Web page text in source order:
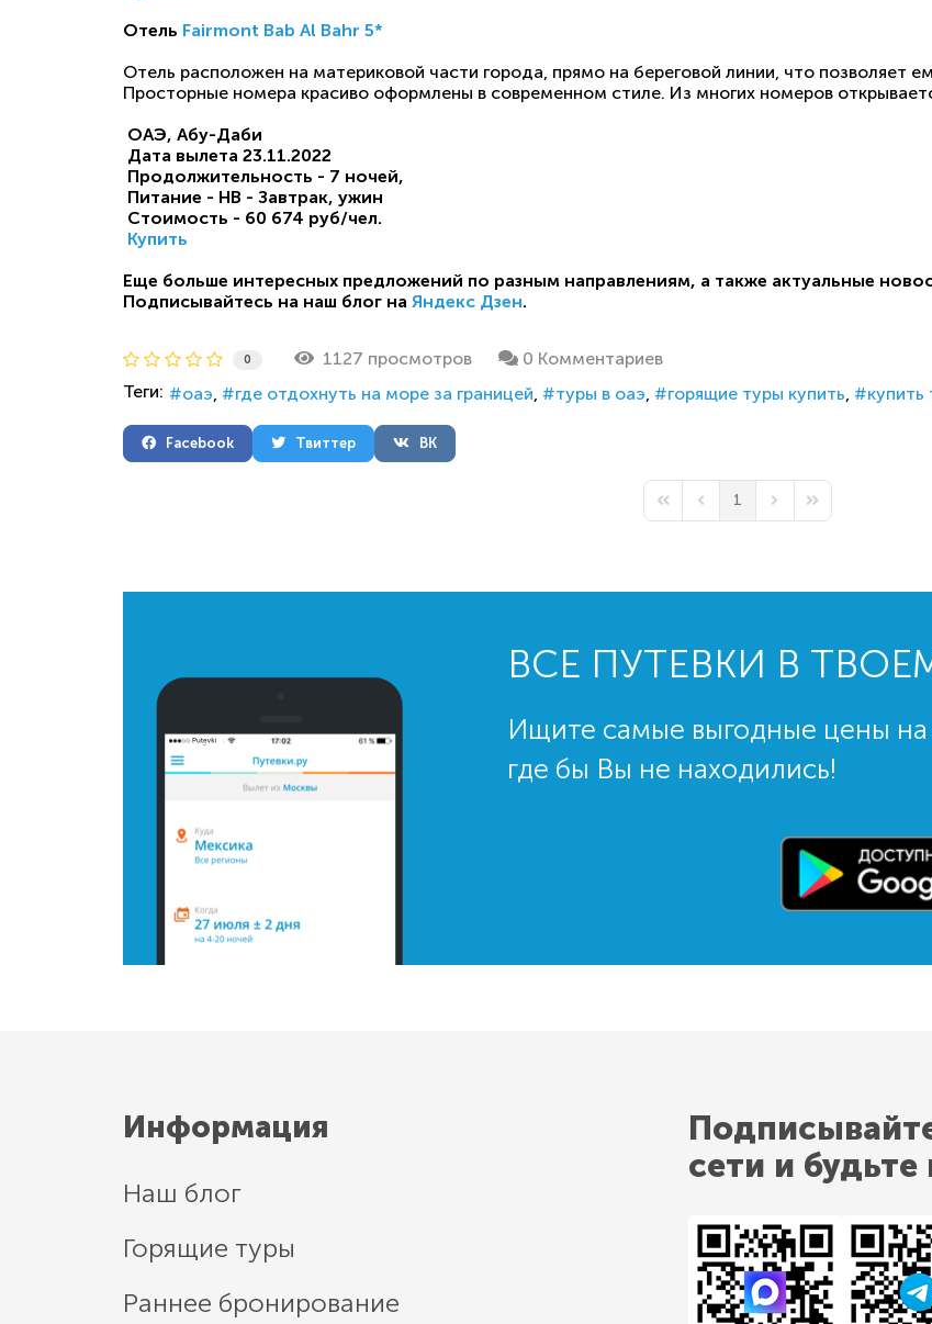
Отель Fairmont Bab Al Bahr 5*
Отель расположен на материковой части города, прямо на береговой линии, что позволяет
Просторные номера красиво оформлены в современном стиле. Из многих номеров
ОАЭ, Абу-Даби
Дата вылета 23.11.2022
Продолжительность - 7 ночей,
Питание - HB - Завтрак, ужин
Стоимость - 60 674 руб/чел.
Купить
Еще больше интересных предложений по разным направлениям, а также актуальные
Подписывайтесь на наш блог на Яндекс Дзен.
0 1127 просмотров
0 Комментариев
Теги:
оаэ где отдохнуть на море за границей туры в оаэ горящие туры купить купить
Facebook Твиттер ВК
First PagePrevious Page
1 Next PageLast Page
ВСЕ ПУТЕВКИ В
Ищите самые выгодные цены
где бы Вы не находились!
Информация
Наш блог
Горящие туры
Раннее бронирование
сети и будьте